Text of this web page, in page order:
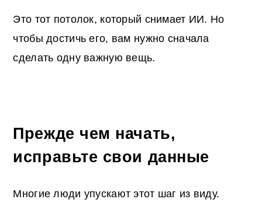
Это тот потолок, который снимает ИИ. Но
чтобы достичь его, вам нужно сначала
сделать одну важную вещь.
Прежде чем начать,
исправьте свои данные
Многие люди упускают этот шаг из виду.